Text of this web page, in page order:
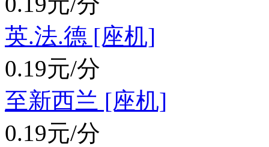
英.法.德 [座机]
0.19元/分
至新西兰 [座机]
0.19元/分